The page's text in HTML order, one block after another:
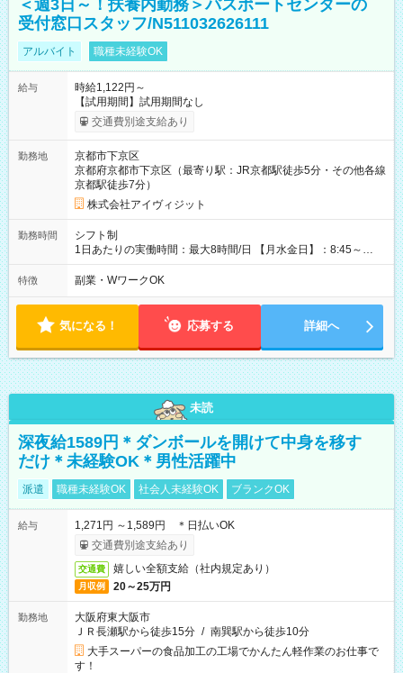
＜週3日～！扶養内勤務＞パスポートセンターの
受付窓口スタッフ/N511032626111
アルバイト 職種未経験OK
給与
時給1,122円～
【試用期間】試用期間なし
交通費別途支給あり
勤務地
京都市下京区
京都府京都市下京区（最寄り駅：JR京都駅徒歩5分・その他各線
京都駅徒歩7分）
株式会社アイヴィジット
勤務時間
シフト制
1日あたりの実働時間：最大8時間/日 【月水金日】：8:45～
16:30 【火木】：8:45～19:00 週3日～OK、シフト制 ※扶養内
勤務OK ※月1回～2回程度、日曜日出勤をお願いします。 ※時間
ん。
特徴 副業・WワークOK
気になる！ 応募する 詳細へ
未読
深夜給1589円＊ダンボールを開けて中身を移す
だけ＊未経験OK＊男性活躍中
派遣 職種未経験OK 社会人未経験OK ブランクOK
給与
1,271円 ～1,589円 ＊日払いOK
交通費別途支給あり
交通費 嬉しい全額支給（社内規定あり）
月収例 20～25万円
勤務地
大阪府東大阪市
ＪＲ長瀬駅から徒歩15分 / 南巽駅から徒歩10分
大手スーパーの食品加工の工場でかんたん軽作業のお仕事で
す！